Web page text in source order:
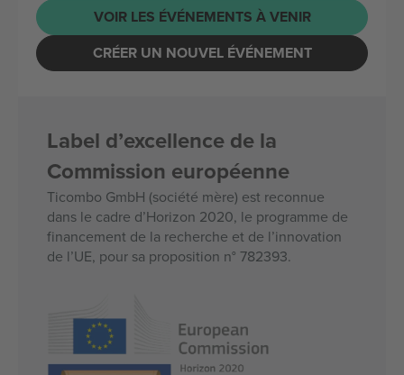
VOIR LES ÉVÉNEMENTS À VENIR
CRÉER UN NOUVEL ÉVÉNEMENT
Label d’excellence de la
Commission européenne
Ticombo GmbH (société mère) est reconnue
dans le cadre d’Horizon 2020, le programme de
financement de la recherche et de l’innovation
de l’UE, pour sa proposition n° 782393.